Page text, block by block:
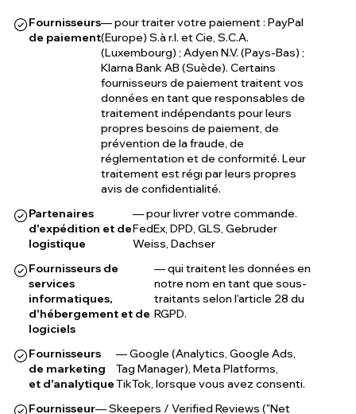
Fournisseurs
de paiement
— pour traiter votre paiement : PayPal
(Europe) S.à r.l. et Cie, S.C.A.
(Luxembourg) ; Adyen N.V. (Pays-Bas) ;
Klarna Bank AB (Suède). Certains
fournisseurs de paiement traitent vos
données en tant que responsables de
traitement indépendants pour leurs
propres besoins de paiement, de
prévention de la fraude, de
réglementation et de conformité. Leur
traitement est régi par leurs propres
avis de confidentialité.
Partenaires
d'expédition et de
logistique
— pour livrer votre commande.
FedEx, DPD, GLS, Gebruder
Weiss, Dachser
Fournisseurs de
services
informatiques,
d'hébergement et de
logiciels
— qui traitent les données en
notre nom en tant que sous-
traitants selon l'article 28 du
RGPD.
Fournisseurs
de marketing
et d'analytique
— Google (Analytics, Google Ads,
Tag Manager), Meta Platforms,
TikTok, lorsque vous avez consenti.
Fournisseur— Skeepers / Verified Reviews ("Net